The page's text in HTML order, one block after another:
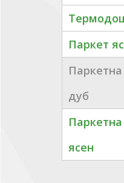
Паркет
дуб
ясен